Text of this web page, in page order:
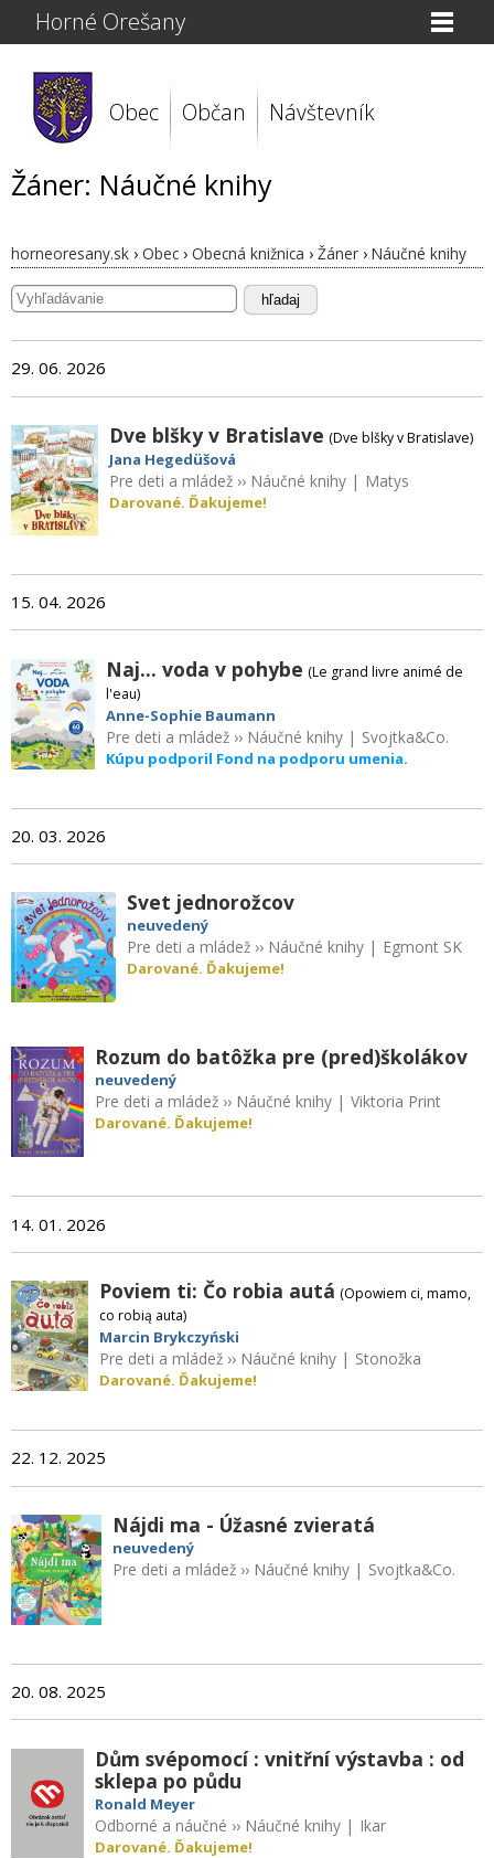
Horné Orešany
Obec Občan Návštevník
Žáner: Náučné knihy
horneoresany.sk › Obec › Obecná knižnica › Žáner › Náučné knihy
hľadaj
29. 06. 2026
Dve blšky v Bratislave (Dve blšky v Bratislave)
Jana Hegedüšová
Pre deti a mládež›› Náučné knihy| Matys
Darované. Ďakujeme!
15. 04. 2026
Naj... voda v pohybe (Le grand livre animé de
l'eau)
Anne-Sophie Baumann
Pre deti a mládež›› Náučné knihy| Svojtka&Co.
Kúpu podporil Fond na podporu umenia.
20. 03. 2026
Svet jednorožcov
neuvedený
Pre deti a mládež›› Náučné knihy| Egmont SK
Darované. Ďakujeme!
Rozum do batôžka pre (pred)školákov
neuvedený
Pre deti a mládež›› Náučné knihy| Viktoria Print
Darované. Ďakujeme!
14. 01. 2026
Poviem ti: Čo robia autá (Opowiem ci, mamo,
co robią auta)
Marcin Brykczyński
Pre deti a mládež ›› Náučné knihy | Stonožka
Darované. Ďakujeme!
22. 12. 2025
Nájdi ma - Úžasné zvieratá
neuvedený
Pre deti a mládež›› Náučné knihy| Svojtka&Co.
20. 08. 2025
Dům svépomocí : vnitřní výstavba : od
sklepa po půdu
Ronald Meyer
Odborné a náučné ›› Náučné knihy | Ikar
Darované. Ďakujeme!